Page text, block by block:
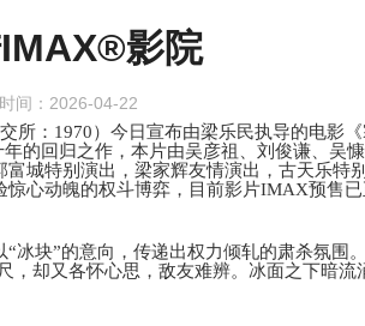
IMAX®影院
时间：2026-04-22
所：1970）今日宣布由梁乐民执导的电影
年的回归之作 ，本片由吴彦祖、刘俊谦、吴
富城特别演出，梁家辉友情演出，古天乐特
惊心动魄的权斗博弈 ，目前影片IMAX预售已
冰块”的意向，传递出权力倾轧的肃杀氛围
却又各怀心思，敌友难辨。冰面之下暗流